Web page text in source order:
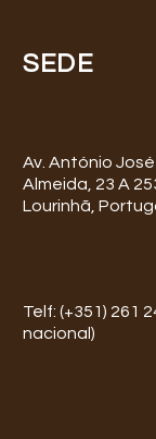
SEDE
Av. António
Almeida, 23 A
Lourinhã,
Telf: (+351) 261
nacional)